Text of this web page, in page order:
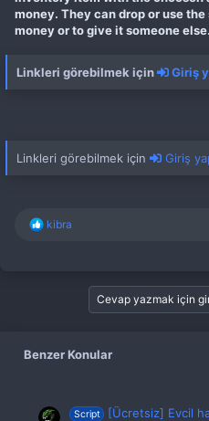
money. They can drop or use
money or to give it someone else.
Linkleri görebilmek için Giriş
Linkleri görebilmek için Giriş
T
kibra
Cevap yazmak için
Benzer Konular
Script
[Ücretsiz] Evcil